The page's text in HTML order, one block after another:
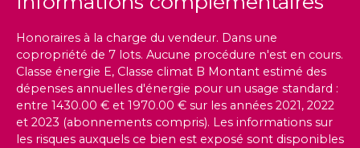
Honoraires à la charge du vendeur. Dans une
copropriété de 7 lots. Aucune procédure n'est en cours.
Classe énergie E, Classe climat B Montant estimé des
dépenses annuelles d'énergie pour un usage standard :
entre 1430.00 € et 1970.00 € sur les années 2021, 2022
et 2023 (abonnements compris). Les informations sur
les risques auxquels ce bien est exposé sont disponibles